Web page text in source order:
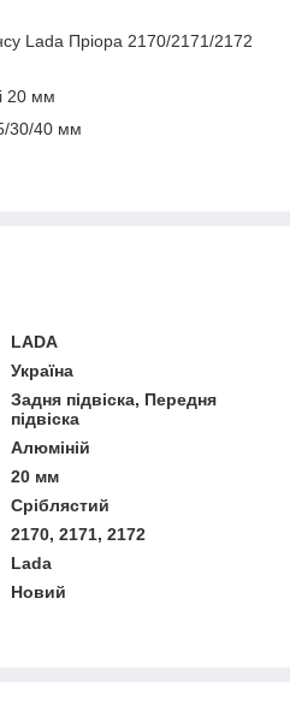
Lada Пріора 2170/2171/2172
20 мм
30/40 мм
LADA
Україна
Задня підвіска, Передня
підвіска
Алюміній
20 мм
Сріблястий
2170, 2171, 2172
Lada
Новий